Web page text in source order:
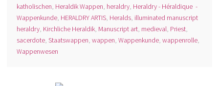
katholischen, Heraldik Wappen, heraldry, Heraldry - Héraldique -
Wappenkunde, HERALDRY ARTIS, Heralds, illuminated manuscript
heraldry, Kirchliche Heraldik, Manuscript art, medieval, Priest,
sacerdote,Staatswappen,wappen,Wappenkunde,wappenrolle,
Wappenwesen